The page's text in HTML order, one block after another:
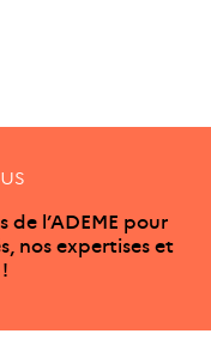
l’ADEME pour
nos expertises et